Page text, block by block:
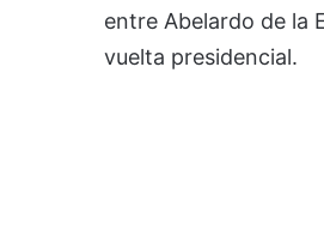
entre Abelardo de la
vuelta presidencial.